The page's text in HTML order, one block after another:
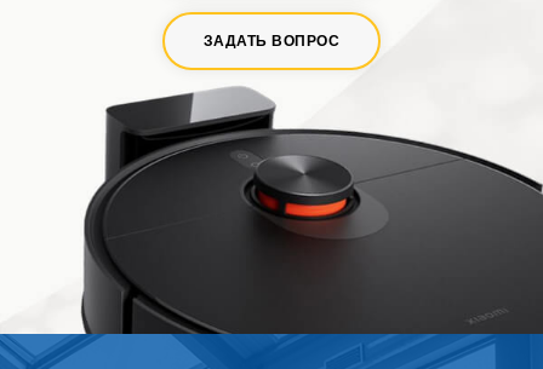
ЗАДАТЬ ВОПРОС